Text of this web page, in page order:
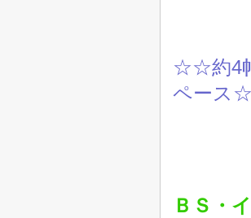
☆☆約4
ペース
ＢＳ・